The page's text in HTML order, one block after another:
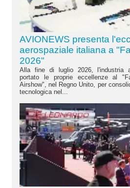
AVIONEWS presenta
aerospaziale italiana a
2026"
Alla fine di luglio 2026, l'industria
portato le proprie eccellenze al
Airshow", nel Regno Unito, per
tecnologica nel...